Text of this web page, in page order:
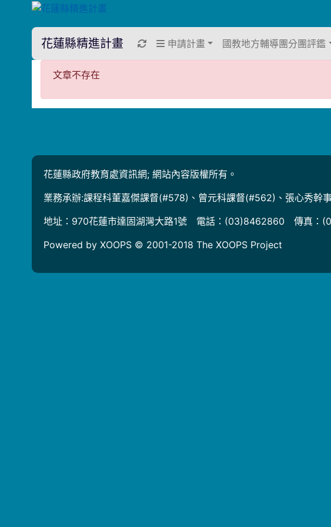
花蓮縣精進計畫 重新取得佈景設定
申請計畫 國教地方輔導團分團評鑑
文章不存在
文章不存在
花蓮縣政府教育處資訊網; 網站內容版權所有。
業務承辦:課程科董嘉傑課督(#578)、曾元科課督(#562)、張心秀幹
地址：970花蓮市達固湖灣大路1號 電話：(03)8462860 傳真：
Powered by XOOPS © 2001-2018 The XOOPS Project